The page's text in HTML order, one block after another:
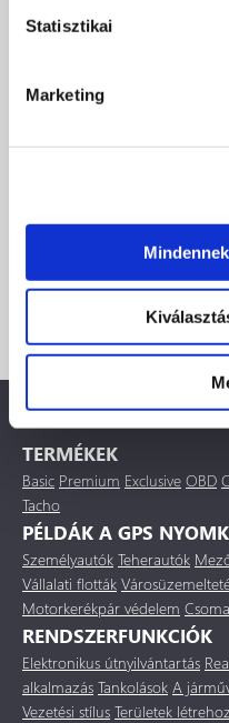
Statisztikai
Marketing
Ajánlatot szeretnék
TERMÉKEK
Basic Premium Exclusive OBD
Tacho
PÉLDÁK A GPS
Személyautók Teherautók
Vállalati flották
Motorkerékpár védelem
RENDSZERFUNKCIÓK
Elektronikus útnyilvántartás
alkalmazás Tankolások A
Vezetési stílus Területek